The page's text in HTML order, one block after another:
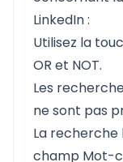
LinkedIn :
Utilisez la
OR et NOT.
Les
ne sont pas
La
champ Mot-